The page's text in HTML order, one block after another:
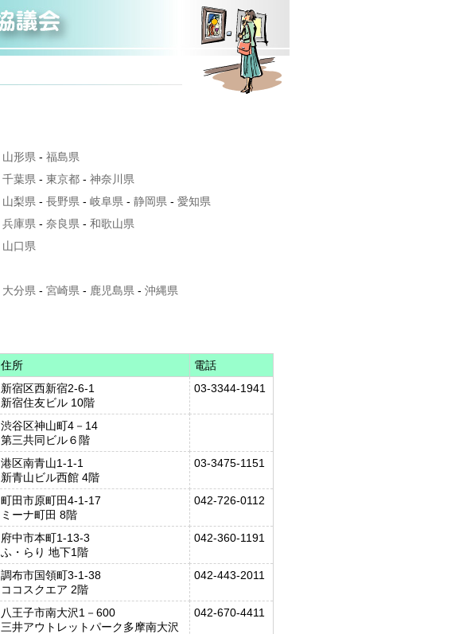
山形県 - 福島県
千葉県 - 東京都 - 神奈川県
山梨県 - 長野県 - 岐阜県 - 静岡県 - 愛知県
兵庫県 - 奈良県 - 和歌山県
山口県
大分県 - 宮崎県 - 鹿児島県 - 沖縄県
住所
電話
新宿区西新宿2-6-1
新宿住友ビル 10階
03-3344-1941
渋谷区神山町4－14
第三共同ビル６階
港区南青山1-1-1
新青山ビル西館 4階
03-3475-1151
町田市原町田4-1-17
ミーナ町田 8階
042-726-0112
府中市本町1-13-3
ふ・らり 地下1階
042-360-1191
調布市国領町3-1-38
ココスクエア 2階
042-443-2011
八王子市南大沢1－600
三井アウトレットパーク多摩南大沢
042-670-4411